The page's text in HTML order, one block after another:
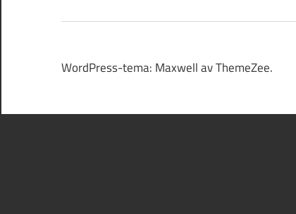
WordPress-tema: Maxwell av ThemeZee.